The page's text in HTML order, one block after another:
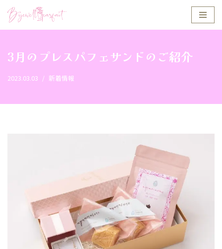
テ
ン
ツ
3月のプレスパフェサンドのご紹介
2023.03.03 新着情報